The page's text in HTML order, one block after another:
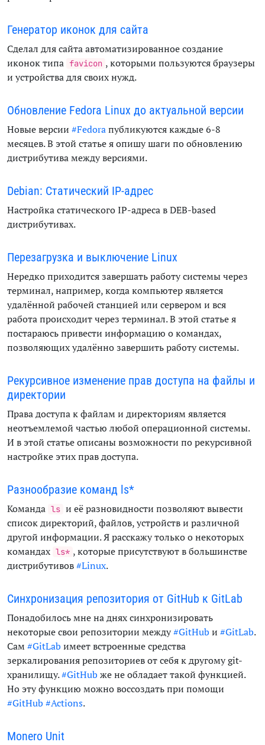
Генератор иконок для сайта
Сделал для сайта автоматизированное создание
иконок типа favicon , которыми пользуются браузеры
и устройства для своих нужд.
Обновление Fedora Linux до актуальной версии
Новые версии #Fedoraпубликуются каждые 6-8
месяцев. В этой статье я опишу шаги по обновлению
дистрибутива между версиями.
Debian: Статический IP-адрес
Настройка статического IP-адреса в DEB-based
дистрибутивах.
Перезагрузка и выключение Linux
Нередко приходится завершать работу системы через
терминал, например, когда компьютер является
удалённой рабочей станцией или сервером и вся
работа происходит через терминал. В этой статье я
постараюсь привести информацию о командах,
позволяющих удалённо завершить работу системы.
Рекурсивное изменение прав доступа на файлы и
директории
Права доступа к файлам и директориям является
неотъемлемой частью любой операционной системы.
И в этой статье описаны возможности по рекурсивной
настройке этих прав доступа.
Разнообразие команд ls*
Команда ls и её разновидности позволяют вывести
список директорий, файлов, устройств и различной
другой информации. Я расскажу только о некоторых
командах ls* , которые присутствуют в большинстве
дистрибутивов#Linux.
Синхронизация репозитория от GitHub к GitLab
Понадобилось мне на днях синхронизировать
некоторые свои репозитории между#GitHub и #GitLab.
Сам#GitLab имеет встроенные средства
зеркалирования репозиториев от себя к другому git-
хранилищу.#GitHub же не обладает такой функцией.
Но эту функцию можно воссоздать при помощи
#GitHub #Actions.
Monero Unit